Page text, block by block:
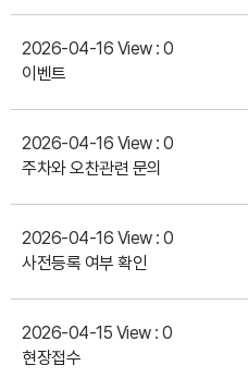
2026-04-16 View : 0
이벤트
2026-04-16 View : 0
주차와 오찬관련 문의
2026-04-16 View : 0
사전등록 여부 확인
2026-04-15 View : 0
현장접수